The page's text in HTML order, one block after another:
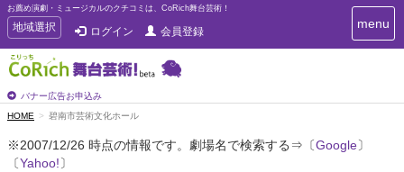
お薦め演劇・ミュージカルのクチコミは、CoRich舞台芸術！
T
o
g
g
e
n
v
地域選択 ログイン 会員登録
バナー広告お申込み
T
o
a
menu
HOME 碧南市芸術文化ホール
※2007/12/26 時点の情報です。劇場名で検索する⇒〔Google〕
〔Yahoo!〕